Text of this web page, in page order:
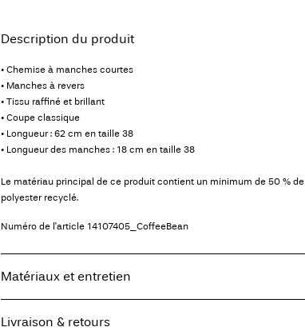
Description du produit
• Chemise à manches courtes
• Manches à revers
• Tissu raffiné et brillant
• Coupe classique
• Longueur : 62 cm en taille 38
• Longueur des manches : 18 cm en taille 38
Le matériau principal de ce produit contient un minimum de 50 % de
polyester recyclé.
Numéro de l'article 14107405_CoffeeBean
Matériaux et entretien
Livraison & retours